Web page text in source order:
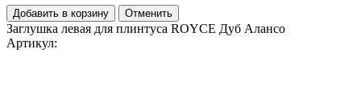
Добавить в корзину Отменить
Заглушка левая для плинтуса ROYCE Дуб Алансо
Артикул: